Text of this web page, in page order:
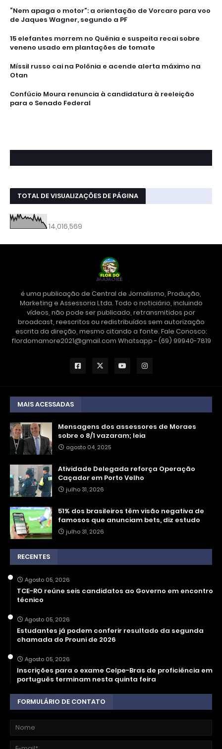
“Nem apaga o motor”: a orientação de Vorcaro para voo
de Jaques Wagner, segundo a PF
15 elefantes morrem no Quênia e suspeita recai sobre
veneno usado em plantações de tomate
Míssil russo cai na Polônia e acende alerta máximo na
Otan
Confúcio Moura renuncia à candidatura à reeleição
para o Senado Federal
TOTAL DE VISUALIZAÇÕES DE PÁGINA
14,016,569
é uma publicação de Central de Jornalismo, Produção,
Marketing e Assessoria Ltda. Todo o noticiário, incluindo
vídeos, não pode ser publicado, retransmitidos por
broadcast, reescritos ou redistribuídos sem autorização
escrita da direção, mesmo citando a fonte. Fale Conosco:
flordomamore2021@gmail.com Whatsapp - (69) 99940-7819
MAIS ACESSADAS
Mensagens dos assessores de Moraes
sobre o 8/1 vazaram; leia
agosto 04, 2025
Atividade Delegada reforça Operação
Caçador em Porto Velho
julho 31, 2026
51% dos brasileiros têm visão negativa de
famosos que anunciam bets, diz estudo
julho 31, 2026
RECENTES
Agosto 05, 2026
TCE-RO reúne seis candidatos ao Governo em encontro
técnico
Agosto 05, 2026
Estudantes já podem conferir resultado da segunda
chamada do Prouni de 2026
Agosto 05, 2026
Inscrições para o exame Celpe-Bras de proficiência em
português terminam nesta quinta feira
FORMULÁRIO DE CONTATO